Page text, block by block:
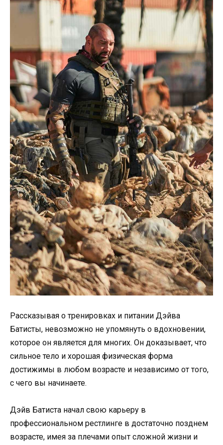
Рассказывая о тренировках и питании Дэйва
Батисты, невозможно не упомянуть о вдохновении,
которое он является для многих. Он доказывает, что
сильное тело и хорошая физическая форма
достижимы в любом возрасте и независимо от того,
с чего вы начинаете.
Дэйв Батиста начал свою карьеру в
профессиональном рестлинге в достаточно позднем
возрасте, имея за плечами опыт сложной жизни и